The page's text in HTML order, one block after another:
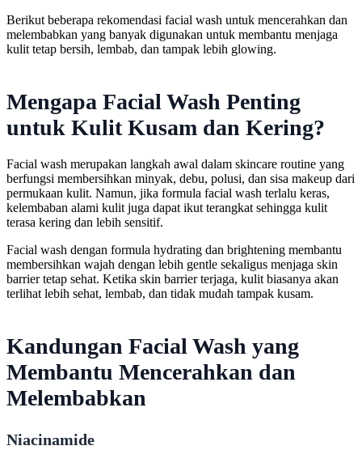
Berikut beberapa rekomendasi facial wash untuk mencerahkan dan
melembabkan yang banyak digunakan untuk membantu menjaga
kulit tetap bersih, lembab, dan tampak lebih glowing.
Mengapa Facial Wash Penting
untuk Kulit Kusam dan Kering?
Facial wash merupakan langkah awal dalam skincare routine yang
berfungsi membersihkan minyak, debu, polusi, dan sisa makeup dari
permukaan kulit. Namun, jika formula facial wash terlalu keras,
kelembaban alami kulit juga dapat ikut terangkat sehingga kulit
terasa kering dan lebih sensitif.
Facial wash dengan formula hydrating dan brightening membantu
membersihkan wajah dengan lebih gentle sekaligus menjaga skin
barrier tetap sehat. Ketika skin barrier terjaga, kulit biasanya akan
terlihat lebih sehat, lembab, dan tidak mudah tampak kusam.
Kandungan Facial Wash yang
Membantu Mencerahkan dan
Melembabkan
Niacinamide